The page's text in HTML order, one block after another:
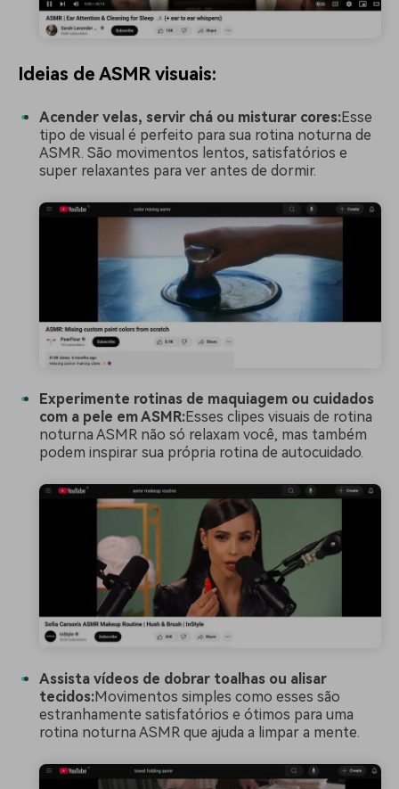
Ideias de ASMR visuais:
Acender velas, servir chá ou misturar cores:Esse
tipo de visual é perfeito para sua rotina noturna de
ASMR. São movimentos lentos, satisfatórios e
super relaxantes para ver antes de dormir.
Experimente rotinas de maquiagem ou cuidados
com a pele em ASMR:Esses clipes visuais de rotina
noturna ASMR não só relaxam você, mas também
podem inspirar sua própria rotina de autocuidado.
Assista vídeos de dobrar toalhas ou alisar
tecidos:Movimentos simples como esses são
estranhamente satisfatórios e ótimos para uma
rotina noturna ASMR que ajuda a limpar a mente.